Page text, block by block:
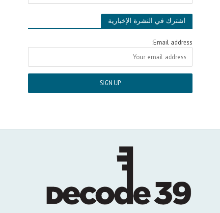
اشترك في النشرة الإخبارية
Email address: